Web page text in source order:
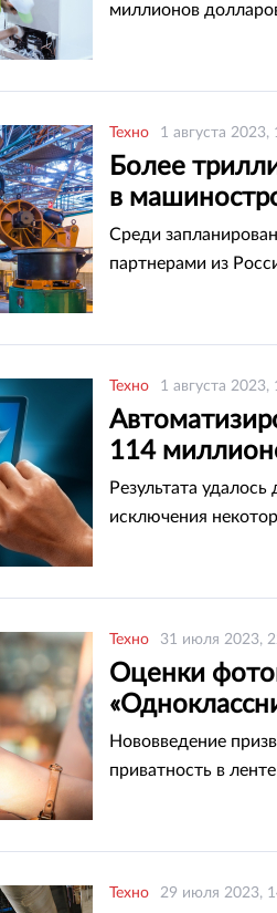
миллионов
Техно 1 августа 2023,
Более
в
Среди
партнерами из
Техно 1 августа 2023,
114
Результата
исключения
Техно 31 июля 2023,
Оценки
Нововведение
приватность в
Техно 29 июля 2023,